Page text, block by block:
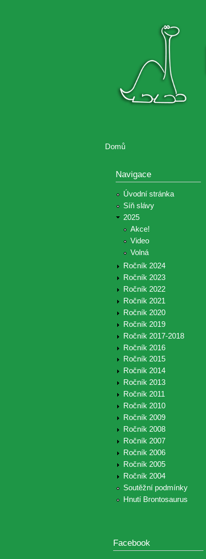
Brontosaurus
Brontosaurus
Domů
Navigace
Úvodní stránka
Síň slávy
2025
Akce!
Video
Volná
Ročník 2024
Ročník 2023
Ročník 2022
Ročník 2021
Ročník 2020
Ročník 2019
Ročník 2017-2018
Ročník 2016
Ročník 2015
Ročník 2014
Ročník 2013
Ročník 2011
Ročník 2010
Ročník 2009
Ročník 2008
Ročník 2007
Ročník 2006
Ročník 2005
Ročník 2004
Soutěžní podmínky
Hnutí Brontosaurus
Facebook